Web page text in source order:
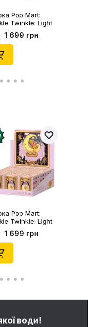
Pop Mart:
Twinkle: Light
Sets Series
Box: 1 з 10)
Edition),
1 699 грн
Pop Mart:
Twinkle: Light
Sets Series
Box: 1 з 10)
Edition),
1 699 грн
води!